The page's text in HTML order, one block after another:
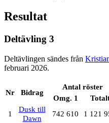
Resultat
Deltävling 3
Deltävlingen sändes från
februari 2026.
Nr Bidrag
Antal röster
Omg. 1
1
Dusk till
Dawn
742 610 1 121